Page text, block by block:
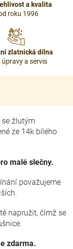
a kvalita
roku 1996
zlatnická dílna
úpravy a servis
žlutým
ze 14k bílého
malé slečny.
považujeme
napružit, čímž se
zdarma.